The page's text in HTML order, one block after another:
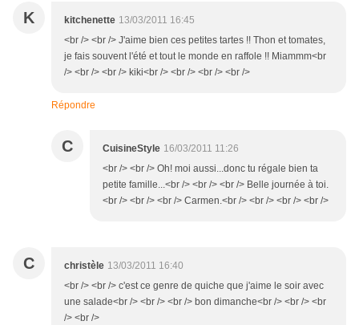
K kitchenette 13/03/2011 16:45
<br /> <br /> J'aime bien ces petites tartes !! Thon et tomates,
je fais souvent l'été et tout le monde en raffole !! Miammm<br
/> <br /> <br /> kiki<br /> <br /> <br /> <br />
Répondre
C CuisineStyle 16/03/2011 11:26
<br /> <br /> Oh! moi aussi...donc tu régale bien ta
petite famille...<br /> <br /> <br /> Belle journée à toi.
<br /> <br /> <br /> Carmen.<br /> <br /> <br /> <br />
C christèle 13/03/2011 16:40
<br /> <br /> c'est ce genre de quiche que j'aime le soir avec
une salade<br /> <br /> <br /> bon dimanche<br /> <br /> <br
/> <br />